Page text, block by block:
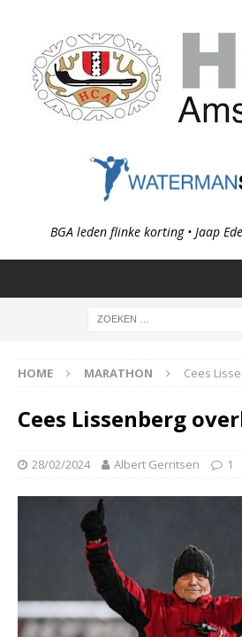
BGA leden flinke korting • Jaap
HOME MARATHON Cees
Cees Lissenberg
28/02/2024 Albert Gerritsen 1